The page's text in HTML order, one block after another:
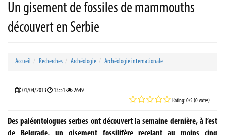
Un gisement de fossiles de mammouths
découvert en Serbie
Accueil Recherches Archéologie Archéologie internationale
01/04/2013 13:51 2649
Rating: 0/5 (0 votes)
Des paléontologues serbes ont découvert la semaine dernière, à l’est